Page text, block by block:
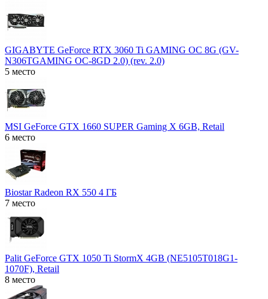
GIGABYTE GeForce RTX 3060 Ti GAMING OC 8G (GV-
N306TGAMING OC-8GD 2.0) (rev. 2.0)
5 место
MSI GeForce GTX 1660 SUPER Gaming X 6GB, Retail
6 место
Biostar Radeon RX 550 4 ГБ
7 место
Palit GeForce GTX 1050 Ti StormX 4GB (NE5105T018G1-
1070F), Retail
8 место